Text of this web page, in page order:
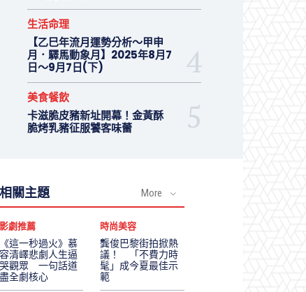
生活命理
【乙巳年流月運勢分析～甲申
月．驛馬動象月】2025年8月7
日～9月7日(下)
美食餐飲
卡滋脆皮豬新址開幕！金黃酥
脆烤乳豬征服饕客味蕾
相關主題 More
影劇推薦
《這一秒過火》慕
容清嶧悲劇人生逼
哭觀眾 一句話道
盡全劇核心
時尚美容
龔俊巴黎街拍掀熱
議！ 「不費力時
髦」成今夏最佳示
範